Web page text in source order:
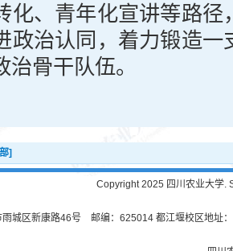
化、青年化宣讲等路径
政治认同，着力锻造一
骨干队伍。
]
Copyright 2025 四川农业大学.
雨城区新康路46号 邮编：625014 都江堰校区地址